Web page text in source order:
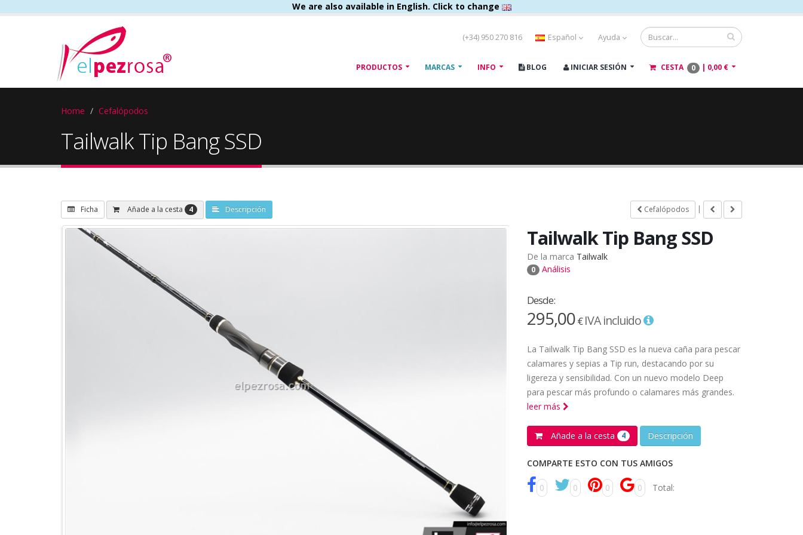
We are also available in English. Click to change
(+34) 950 270 816 Español Ayuda
PRODUCTOS MARCAS INFO BLOG INICIAR SESIÓN CESTA 0 | 0,00 €
Home Cefalópodos
Tailwalk Tip Bang SSD
Ficha Añade a la cesta 4 Descripción Cefalópodos |
Tailwalk Tip Bang SSD
De la marca Tailwalk
0 Análisis
Desde:
295,00€IVA incluido
La Tailwalk Tip Bang SSD es la nueva caña para pescar
calamares y sepias a Tip run, destacando por su
ligereza y sensibilidad. Con un nuevo modelo Deep
para pescar más profundo o calamares más grandes.
leer más
Añade a la cesta 4 Descripción
COMPARTE ESTO CON TUS AMIGOS
0 0 0 0 Total: